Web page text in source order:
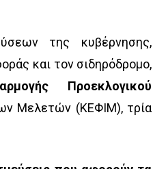
της κυβέρνησης,
και τον σιδηρόδρομο,
Προεκλογικού
Μελετών (ΚΕΦΙΜ), τρία